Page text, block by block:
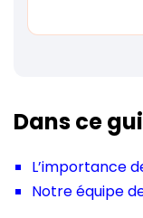
Dans ce
L’importance
Notre équipe